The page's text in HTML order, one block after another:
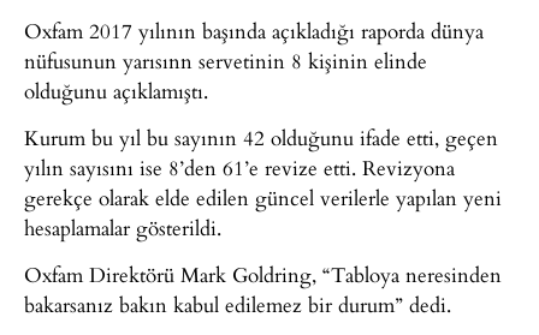
Oxfam 2017 yılının başında açıkladığı raporda dünya
nüfusunun yarısınn servetinin 8 kişinin elinde
olduğunu açıklamıştı.
Kurum bu yıl bu sayının 42 olduğunu ifade etti, geçen
yılın sayısını ise 8’den 61’e revize etti. Revizyona
gerekçe olarak elde edilen güncel verilerle yapılan yeni
hesaplamalar gösterildi.
Oxfam Direktörü Mark Goldring, “Tabloya neresinden
bakarsanız bakın kabul edilemez bir durum” dedi.